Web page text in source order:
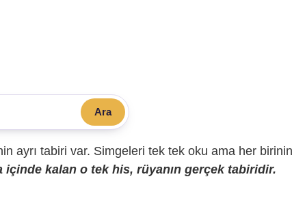
Ara
ayrı tabiri var. Simgeleri tek tek oku ama her birinin
içinde kalan o tek his, rüyanın gerçek tabiridir.